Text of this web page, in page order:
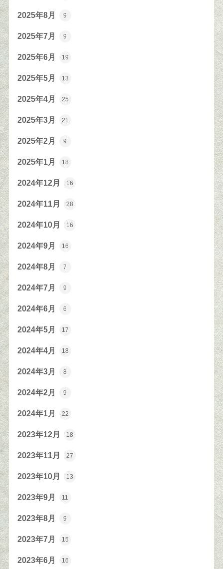
2025年8月 9
2025年7月 9
2025年6月 19
2025年5月 13
2025年4月 25
2025年3月 21
2025年2月 9
2025年1月 18
2024年12月 16
2024年11月 28
2024年10月 16
2024年9月 16
2024年8月 7
2024年7月 9
2024年6月 6
2024年5月 17
2024年4月 18
2024年3月 8
2024年2月 9
2024年1月 22
2023年12月 18
2023年11月 27
2023年10月 13
2023年9月 11
2023年8月 9
2023年7月 15
2023年6月 16